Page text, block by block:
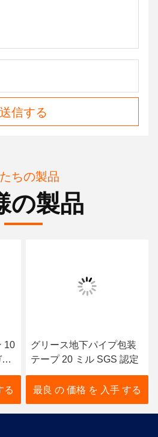
送信する
ちの製品
の製品
10
る
グリース地下パイプ包装
テープ 20 ミル SGS 認定
最良 の 価格 を 入手 する